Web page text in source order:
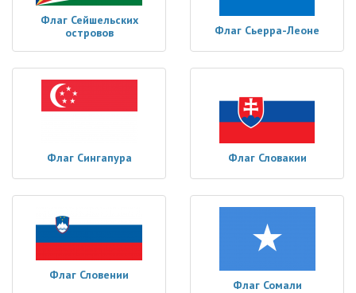
Флаг Сейшельских
островов
Флаг Сьерра-Леоне
Флаг Сингапура Флаг Словакии
Флаг Словении
Флаг Сомали